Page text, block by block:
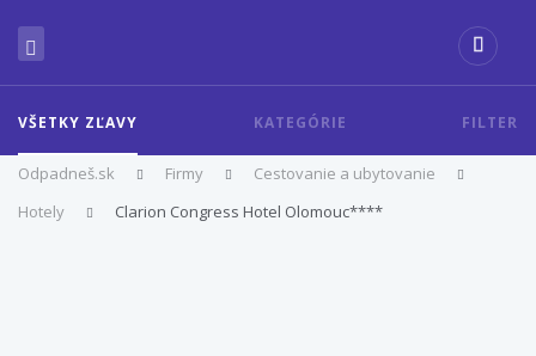
VŠETKY ZĽAVY KATEGÓRIE FILTER
Odpadneš.sk Firmy
Cestovanie a ubytovanie
Hotely
Clarion Congress Hotel Olomouc****